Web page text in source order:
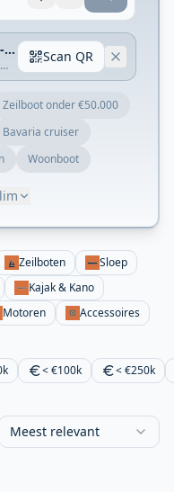
Sneller zoeken met de Obato-app Scan QR
Zeilboot onder €50.000
Bavaria cruiser
Woonboot
Zeilboten
Sloep
Kajak & Kano
Motoren
Accessoires
< €100k < €250k
Meest relevant